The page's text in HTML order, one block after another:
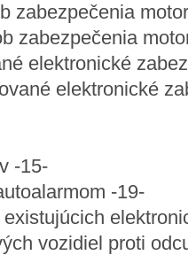
zabezpečenia
zabezpečenia
elektronické
elektronické
-15-
-19-
vozidiel proti